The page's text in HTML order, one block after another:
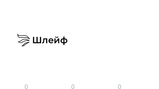
Шлейф